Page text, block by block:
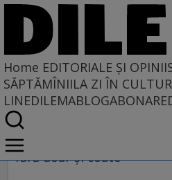
Home EDITORIALE ȘI OPINII
SĂPTĂMÎNIILA ZI ÎN
LINEDILEMABLOGABONARE
Home
EDITORIALE ȘI OPINII
PE CE LUME TRĂIM
fără doar şi coate